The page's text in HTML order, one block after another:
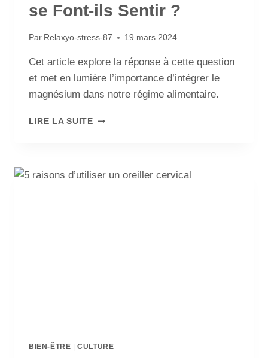
se Font-ils Sentir ?
Par Relaxyo-stress-87 19 mars 2024
Cet article explore la réponse à cette question
et met en lumière l’importance d’intégrer le
magnésium dans notre régime alimentaire.
LIRE LA SUITE
BIEN-ÊTRE |CULTURE